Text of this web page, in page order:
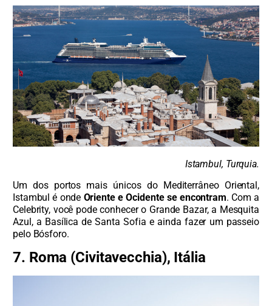
Istambul, Turquia.
Um dos portos mais únicos do Mediterrâneo Oriental,
Istambul é onde Oriente e Ocidente se encontram. Com a
Celebrity, você pode conhecer o Grande Bazar, a Mesquita
Azul, a Basílica de Santa Sofia e ainda fazer um passeio
pelo Bósforo.
7. Roma (Civitavecchia), Itália